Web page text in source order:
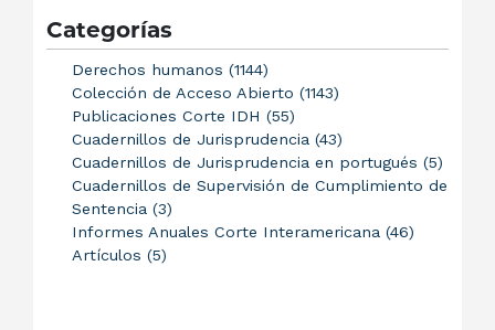
Categorías
Derechos humanos (1144)
Colección de Acceso Abierto (1143)
Publicaciones Corte IDH (55)
Cuadernillos de Jurisprudencia (43)
Cuadernillos de Jurisprudencia en portugués (5)
Cuadernillos de Supervisión de Cumplimiento de
Sentencia (3)
Informes Anuales Corte Interamericana (46)
Artículos (5)